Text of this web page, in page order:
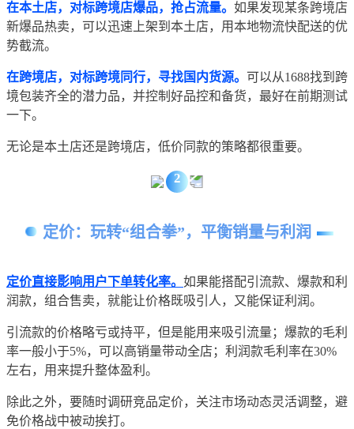
在本土店，对标跨境店爆品，抢占流量。 如果发现某条跨境店
新爆品热卖，可以迅速上架到本土店，用本地物流快配送的优
势截流。
在跨境店，对标跨境同行，寻找国内货源。 可以从1688找到跨
境包装齐全的潜力品，并控制好品控和备货，最好在前期测试
一下。
无论是本土店还是跨境店，低价同款的策略都很重要。
2
定价：玩转“组合拳”，平衡销量与利润
定价直接影响用户下单转化率。 如果能搭配引流款、爆款和利
润款，组合售卖，就能让价格既吸引人，又能保证利润。
引流款的价格略亏或持平，但是能用来吸引流量；爆款的毛利
率一般小于5%，可以高销量带动全店；利润款毛利率在30%
左右，用来提升整体盈利。
除此之外，要随时调研竞品定价，关注市场动态灵活调整，避
免价格战中被动挨打。